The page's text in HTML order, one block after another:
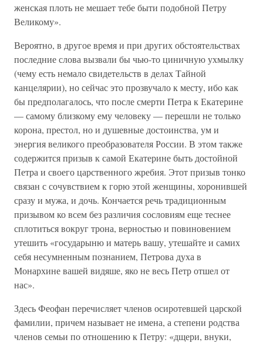
женская плоть не мешает тебе быти подобной Петру
Великому».
Вероятно, в другое время и при других обстоятельствах
последние слова вызвали бы чью-то циничную ухмылку
(чему есть немало свидетельств в делах Тайной
канцелярии), но сейчас это прозвучало к месту, ибо как
бы предполагалось, что после смерти Петра к Екатерине
— самому близкому ему человеку — перешли не только
корона, престол, но и душевные достоинства, ум и
энергия великого преобразователя России. В этом также
содержится призыв к самой Екатерине быть достойной
Петра и своего царственного жребия. Этот призыв тонко
связан с сочувствием к горю этой женщины, хоронившей
сразу и мужа, и дочь. Кончается речь традиционным
призывом ко всем без различия сословиям еще теснее
сплотиться вокруг трона, верностью и повиновением
утешить «государыню и матерь вашу, утешайте и самих
себя несумненным познанием, Петрова духа в
Монархине вашей видяше, яко не весь Петр отшел от
нас».
Здесь Феофан перечисляет членов осиротевшей царской
фамилии, причем называет не имена, а степени родства
членов семьи по отношению к Петру: «дщери, внуки,